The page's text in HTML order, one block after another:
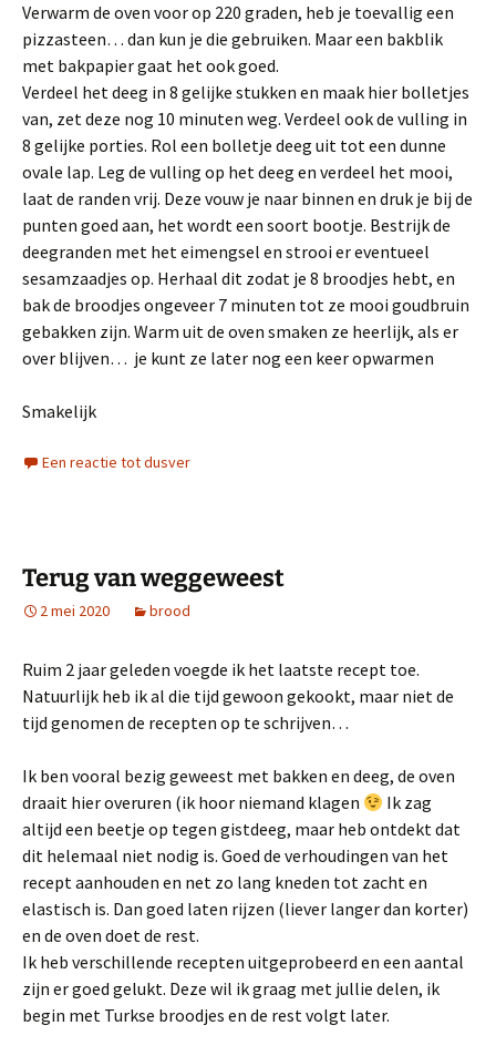
Verwarm de oven voor op 220 graden, heb je toevallig een
pizzasteen… dan kun je die gebruiken. Maar een bakblik
met bakpapier gaat het ook goed.
Verdeel het deeg in 8 gelijke stukken en maak hier bolletjes
van, zet deze nog 10 minuten weg. Verdeel ook de vulling in
8 gelijke porties. Rol een bolletje deeg uit tot een dunne
ovale lap. Leg de vulling op het deeg en verdeel het mooi,
laat de randen vrij. Deze vouw je naar binnen en druk je bij de
punten goed aan, het wordt een soort bootje. Bestrijk de
deegranden met het eimengsel en strooi er eventueel
sesamzaadjes op. Herhaal dit zodat je 8 broodjes hebt, en
bak de broodjes ongeveer 7 minuten tot ze mooi goudbruin
gebakken zijn. Warm uit de oven smaken ze heerlijk, als er
over blijven… je kunt ze later nog een keer opwarmen
Smakelijk
Een reactie tot dusver
Terug van weggeweest
2 mei 2020 brood
Ruim 2 jaar geleden voegde ik het laatste recept toe.
Natuurlijk heb ik al die tijd gewoon gekookt, maar niet de
tijd genomen de recepten op te schrijven…
Ik ben vooral bezig geweest met bakken en deeg, de oven
draait hier overuren (ik hoor niemand klagen
Ik zag
altijd een beetje op tegen gistdeeg, maar heb ontdekt dat
dit helemaal niet nodig is. Goed de verhoudingen van het
recept aanhouden en net zo lang kneden tot zacht en
elastisch is. Dan goed laten rijzen (liever langer dan korter)
en de oven doet de rest.
Ik heb verschillende recepten uitgeprobeerd en een aantal
zijn er goed gelukt. Deze wil ik graag met jullie delen, ik
begin met Turkse broodjes en de rest volgt later.